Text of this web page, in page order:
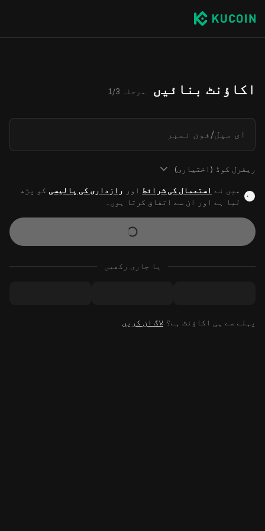
اکاؤنٹ بنائیں مرحلہ 1/3
ای میل/فون نمبر
ریفرل کوڈ (اختیاری)
میں نے استعمال کی شرائط اور رازداری کی پالیسی کو پڑھ
لیا ہے اور ان سے اتفاق کرتا ہوں۔
یا جاری رکھیں
پہلے سے ہی اکاؤنٹ ہے؟ لاگ ان کریں